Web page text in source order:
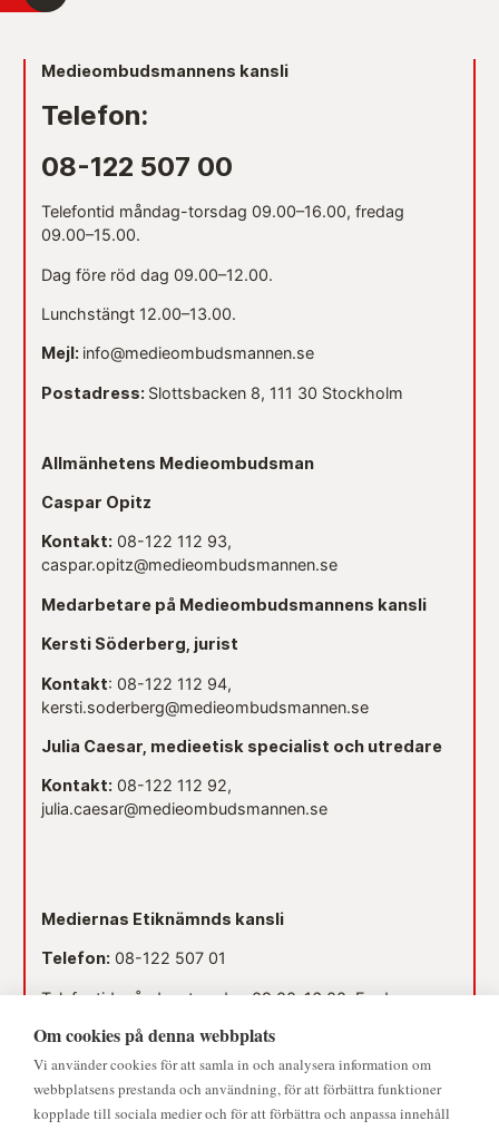
Medieombudsmannens kansli
Telefon:
08-122 507 00
Telefontid måndag-torsdag 09.00–16.00, fredag
09.00–15.00.
Dag före röd dag 09.00–12.00.
Lunchstängt 12.00–13.00.
Mejl: info@medieombudsmannen.se
Postadress: Slottsbacken 8, 111 30 Stockholm
Allmänhetens Medieombudsman
Caspar Opitz
Kontakt: 08-122 112 93,
caspar.opitz@medieombudsmannen.se
Medarbetare på Medieombudsmannens kansli
Kersti Söderberg, jurist
Kontakt: 08-122 112 94,
kersti.soderberg@medieombudsmannen.se
Julia Caesar, medieetisk specialist och utredare
Kontakt: 08-122 112 92,
julia.caesar@medieombudsmannen.se
Mediernas Etiknämnds kansli
Telefon: 08-122 507 01
Telefontid måndag-torsdag 09.00–16.00. Fredag
Dag före röd dag 09.00–12.00.
Lunchstängt 12.00–13.00.
Om cookies på denna webbplats
Vi använder cookies för att samla in och analysera information om
webbplatsens prestanda och användning, för att förbättra funktioner
kopplade till sociala medier och för att förbättra och anpassa innehåll